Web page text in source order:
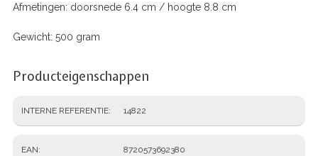
Afmetingen: doorsnede 6.4 cm / hoogte 8.8 cm
Gewicht: 500 gram
Producteigenschappen
INTERNE REFERENTIE 14822
EAN 8720573692380